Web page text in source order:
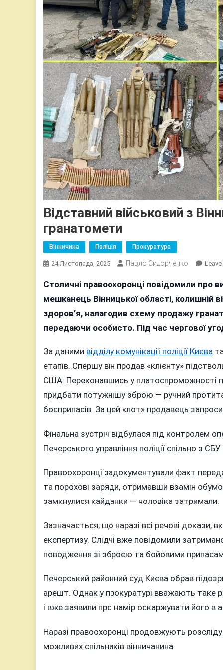
Відставний військовий з
гранатомети
Вінничина Поліція Прокуратура
24 Листопада, 2025 Павло Сидорченко
Столичні правоохоронці повідомили про
мешканець Вінницької області, колишній
здоров’я, налагодив схему продажу
передаючи особисто. Під час чергової
За даними відділу комунікації поліції Києва
етапів. Спершу він продав «клієнту»
США. Переконавшись у платоспроможності
придбати потужнішу зброю — ручний
боєприпасів. За цей «лот» продавець
Фінальна зустріч відбулася під контролем
Печерського управління поліції спільно з
Правоохоронці задокументували факт
та порохові заряди, отримавши взамін
замкнулися кайданки — чоловіка затримали.
Зазначається, що наразі всі речові
експертизу. Слідчі вже повідомили
поводження зі зброєю та бойовими
Печерський районний суд Києва обрав
арешт. Однак у прокуратурі вважають таке
і вже заявили про намір оскаржувати його в
Наразі правоохоронці продовжують
можливих спільників вінничанина.